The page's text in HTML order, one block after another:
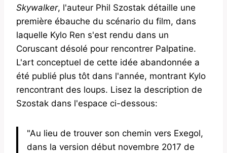
Skywalker, l'auteur Phil Szostak détaille une
première ébauche du scénario du film, dans
laquelle Kylo Ren s'est rendu dans un
Coruscant désolé pour rencontrer Palpatine.
L'art conceptuel de cette idée abandonnée a
été publié plus tôt dans l'année, montrant Kylo
rencontrant des loups. Lisez la description de
Szostak dans l'espace ci-dessous:
"Au lieu de trouver son chemin vers Exegol,
dans la version début novembre 2017 de